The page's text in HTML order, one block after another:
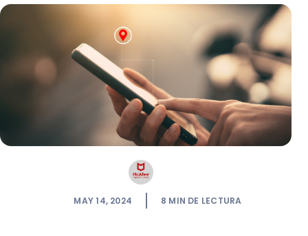
MAY 14, 2024 8 MIN DE LECTURA